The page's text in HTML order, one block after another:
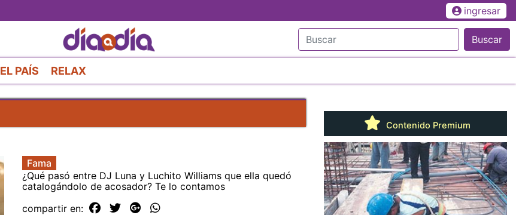
al
contenido
principal
ingresar
Buscar
EL PAÍS RELAX
Fama
¿Qué pasó entre DJ Luna y Luchito Williams que ella quedó
catalogándolo de acosador? Te lo contamos
compartir en:
Contenido Premium